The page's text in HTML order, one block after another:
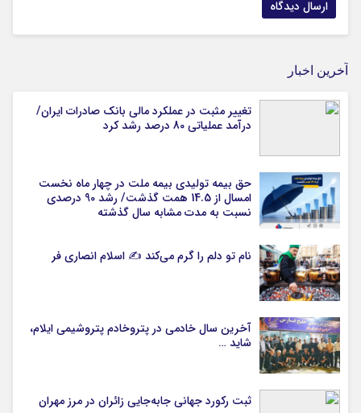
آخرین اخبار
تغییر مثبت در عملکرد مالی بانک صادرات ایران/
درآمد عملیاتی 80 درصد رشد کرد
حق بیمه تولیدی بیمه ملت در چهار ماه نخست
امسال از 14.5 همت گذشت/ رشد 90 درصدی
نسبت به مدت مشابه سال گذشته
نام تو دلم را گرم می‌کند ✍️ اسلام انصاری فر
آخرین سال خادمی در پتروخادم پتروشیمی ایلام،
شاید …
ثبت رکورد جهانی جابه‌جایی زائران در مرز مهران